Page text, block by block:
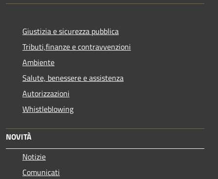
Giustizia e sicurezza pubblica
Tributi,finanze e contravvenzioni
Ambiente
Salute, benessere e assistenza
Autorizzazioni
Whistleblowing
NOVITÀ
Notizie
Comunicati